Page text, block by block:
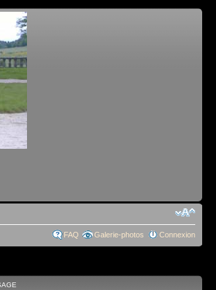
FAQ Galerie-photos Connexion